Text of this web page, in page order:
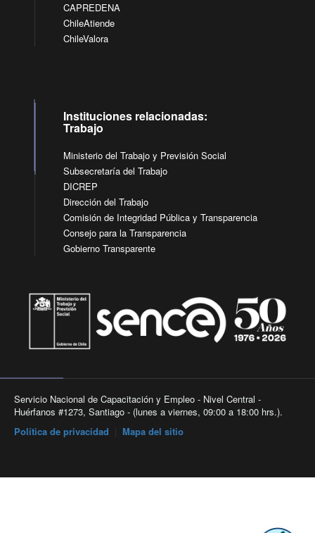
CAPREDENA
ChileAtiende
ChileValora
Instituciones relacionadas:
Trabajo
Ministerio del Trabajo y Previsión Social
Subsecretaría del Trabajo
DICREP
Dirección del Trabajo
Comisión de Integridad Pública y Transparencia
Consejo para la Transparencia
Gobierno Transparente
Servicio Nacional de Capacitación y Empleo - Nivel Central -
Huérfanos #1273, Santiago - (lunes a viernes, 09:00 a 18:00 hrs.).
Política de privacidad
Mapa del sitio